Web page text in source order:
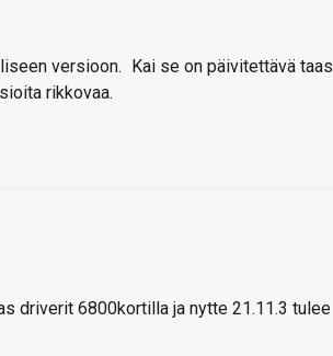
versioon. Kai se on päivitettävä taas
rikkovaa.
driverit 6800kortilla ja nytte 21.11.3 tulee